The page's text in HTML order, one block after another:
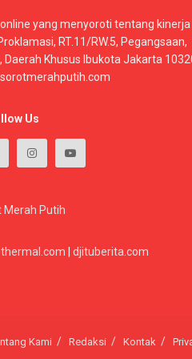
yang menyoroti tentang kinerja
RT.11/RW.5, Pegangsaan,
Daerah Khusus Ibukota Jakarta
Us
| djituberita.com
Kami Redaksi Kontak